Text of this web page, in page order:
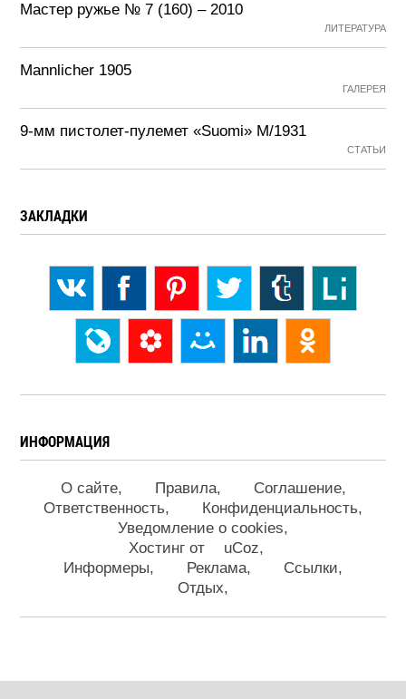
Мастер ружье № 7 (160) – 2010
ЛИТЕРАТУРА
Mannlicher 1905
ГАЛЕРЕЯ
9-мм пистолет-пулемет «Suomi» М/1931
СТАТЬИ
ЗАКЛАДКИ
ИНФОРМАЦИЯ
О сайте Правила
Соглашение
Ответственность
Конфиденциальность
Уведомление о cookies
Хостинг от
uCoz
Информеры
Реклама
Ссылки
Отдых